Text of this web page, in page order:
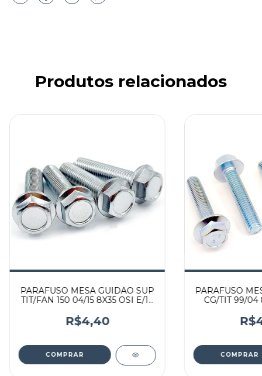
Produtos relacionados
PARAFUSO MESA GUIDAO SUP
TIT/FAN 150 04/15 8X35 OSI E/10
R$4,40
PARAFUSO
CG/TIT 99/04